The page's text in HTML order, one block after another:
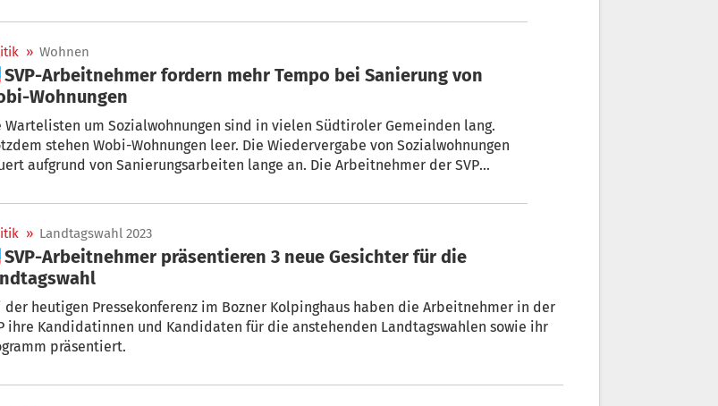
» Wohnen
Wohnungen
Wartelisten um Sozialwohnungen sind in vielen Südtiroler Gemeinden lang.
stehen Wobi-Wohnungen leer. Die Wiedervergabe von Sozialwohnungen
aufgrund von Sanierungsarbeiten lange an. Die Arbeitnehmer der SVP
erfolgt.
» Landtagswahl 2023
der heutigen Pressekonferenz im Bozner Kolpinghaus haben die Arbeitnehmer in der
ihre Kandidatinnen und Kandidaten für die anstehenden Landtagswahlen sowie ihr
präsentiert.